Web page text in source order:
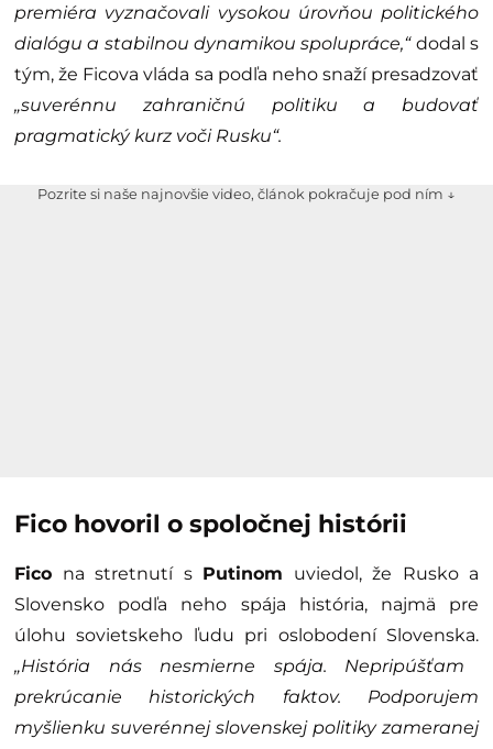
premiéra vyznačovali vysokou úrovňou politického
dialógu a stabilnou dynamikou spolupráce,“dodal s
tým, že Ficova vláda sa podľa neho snaží presadzovať
„suverénnu zahraničnú politiku a budovať
pragmatický kurz voči Rusku“.
Pozrite si naše najnovšie video, článok pokračuje pod ním ↓
Fico hovoril o spoločnej histórii
Fico na stretnutí s Putinom uviedol, že Rusko a
Slovensko podľa neho spája história, najmä pre
úlohu sovietskeho ľudu pri oslobodení Slovenska.
„História nás nesmierne spája. Nepripúšťam
prekrúcanie historických faktov. Podporujem
myšlienku suverénnej slovenskej politiky zameranej